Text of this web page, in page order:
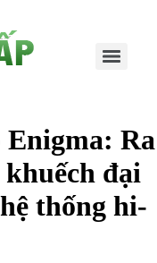
Enigma: Ra
đại
thống hi-